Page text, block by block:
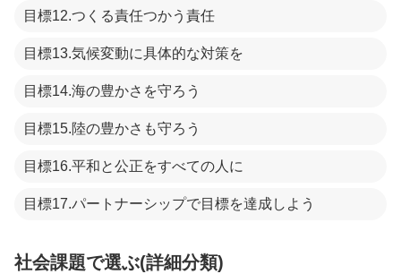
目標12.つくる責任つかう責任
目標13.気候変動に具体的な対策を
目標14.海の豊かさを守ろう
目標15.陸の豊かさも守ろう
目標16.平和と公正をすべての人に
目標17.パートナーシップで目標を達成しよう
社会課題で選ぶ(詳細分類)